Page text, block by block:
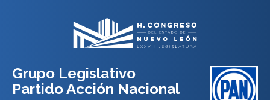
Grupo Legislativo
Partido Acción Nacional